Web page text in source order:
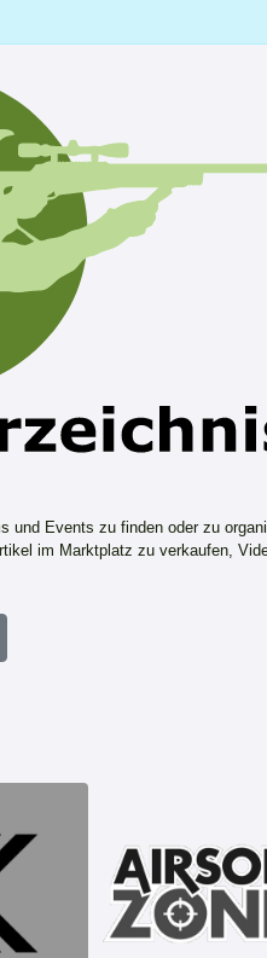
und Events zu finden oder zu
im Marktplatz zu verkaufen,